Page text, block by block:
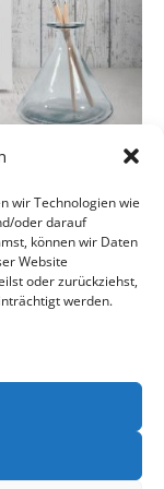
wir Technologien wie
oder darauf
können wir Daten
Website
oder zurückziehst,
werden.
|Cookie-Richtlie